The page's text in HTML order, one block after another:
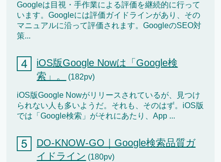
Googleは目視・手作業による評価を継続的に行って
います。Googleには評価ガイドラインがあり、その
マニュアルに沿って評価されます。GoogleのSEO対
策...
iOS版Google Nowは「Google検
索」。
(182pv)
iOS版Google Nowがリリースされているが、見つけ
られない人も多いようだ。それも、そのはず。iOS版
では「Google検索」がそれにあたり、App ...
DO-KNOW-GO｜Google検索品質ガ
イドライン (180pv)